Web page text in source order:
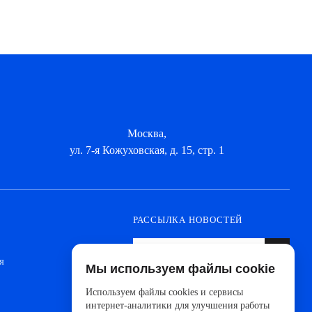
Москва,
ул. 7-я Кожуховская, д. 15, стр. 1
РАССЫЛКА НОВОСТЕЙ
новинок от ведущих производителей и
новостей АйДистрибьют
Мы используем файлы cookie
Используем файлы cookies и сервисы
интернет-аналитики для улучшения работы